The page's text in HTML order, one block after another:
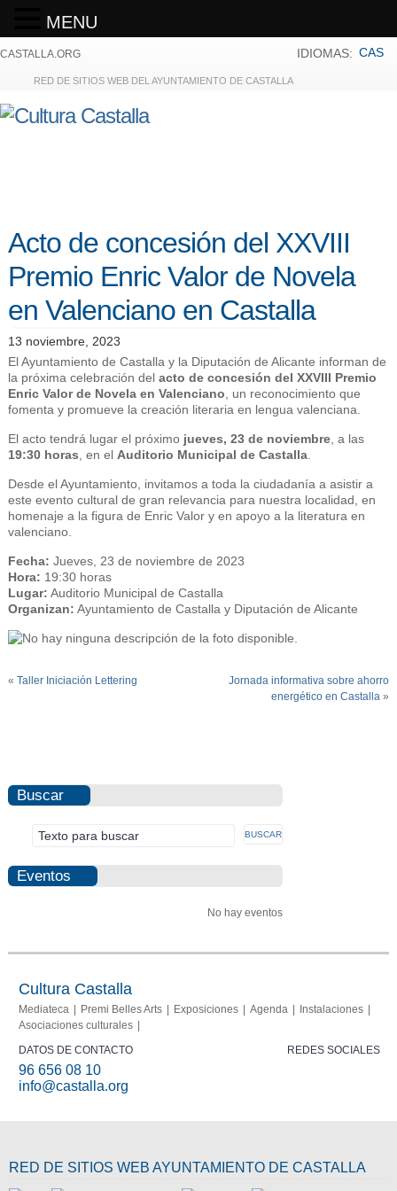
CASTALLA.ORG
RED DE SITIOS WEB DEL AYUNTAMIENTO DE CASTALLA
IDIOMAS: CAS
Acto de concesión del XXVIII
Premio Enric Valor de Novela
en Valenciano en Castalla
13 noviembre, 2023
El Ayuntamiento de Castalla y la Diputación de Alicante informan de
la próxima celebración del acto de concesión del XXVIII Premio
Enric Valor de Novela en Valenciano , un reconocimiento que
fomenta y promueve la creación literaria en lengua valenciana.
El acto tendrá lugar el próximo jueves, 23 de noviembre, a las
19:30 horas , en el Auditorio Municipal de Castalla.
Desde el Ayuntamiento, invitamos a toda la ciudadanía a asistir a
este evento cultural de gran relevancia para nuestra localidad, en
homenaje a la figura de Enric Valor y en apoyo a la literatura en
valenciano.
Fecha: Jueves, 23 de noviembre de 2023
Hora: 19:30 horas
Lugar: Auditorio Municipal de Castalla
Organizan: Ayuntamiento de Castalla y Diputación de Alicante
« Taller Iniciación Lettering
Jornada informativa sobre ahorro
energético en Castalla »
Buscar
Eventos
No hay eventos
Cultura Castalla
Mediateca Premi Belles Arts Exposiciones Agenda
Instalaciones
Asociaciones culturales
DATOS DE CONTACTO
96 656 08 10
info@castalla.org
REDES SOCIALES
RED DE SITIOS WEB AYUNTAMIENTO DE CASTALLA
MENU